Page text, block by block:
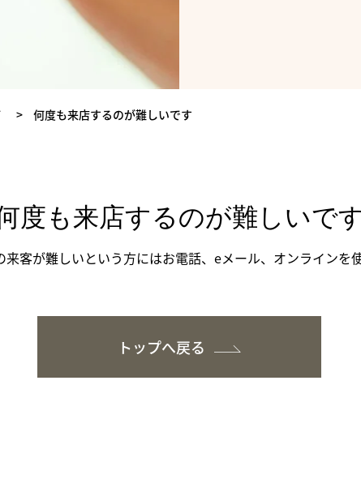
> 何度も来店するのが難しいです
度も来店するのが難しいで
客が難しいという方にはお電話、eメール、オンラインを
トップへ戻る